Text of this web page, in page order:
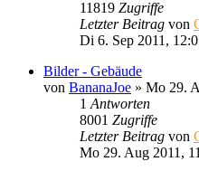
11819 Zugriffe
Letzter Beitrag von
Di 6. Sep 2011,
Bilder - Gebäude
von BananaJoe » Mo 29.
1 Antworten
8001 Zugriffe
Letzter Beitrag von
Mo 29. Aug 2011,